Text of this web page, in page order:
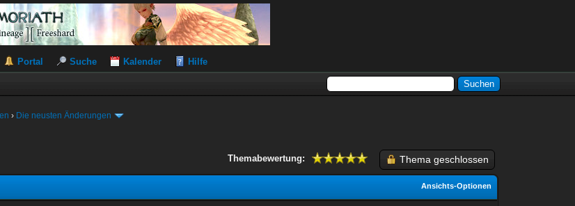
Portal Suche Kalender Hilfe
› Die neusten Änderungen
Thema geschlossen
Themabewertung:
Ansichts-Optionen